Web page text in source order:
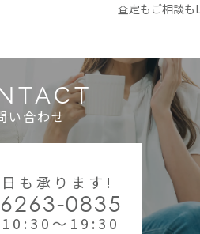
査定もご相談も
い合わせ
も承ります!
0835
10:30～19:30